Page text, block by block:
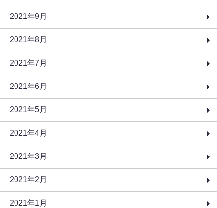
2021年9月
2021年8月
2021年7月
2021年6月
2021年5月
2021年4月
2021年3月
2021年2月
2021年1月